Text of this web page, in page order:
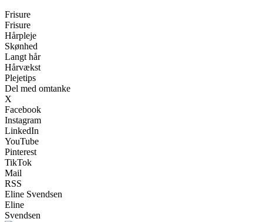
Frisure
Frisure
Hårpleje
Skønhed
Langt hår
Hårvækst
Plejetips
Del med omtanke
X
Facebook
Instagram
LinkedIn
YouTube
Pinterest
TikTok
Mail
RSS
Eline Svendsen
Eline
Svendsen